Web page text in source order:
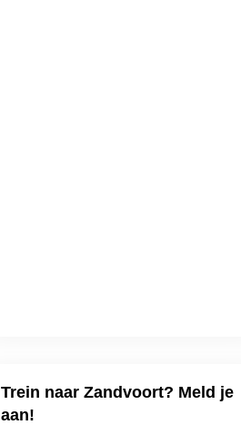
Trein naar Zandvoort? Meld je
aan!